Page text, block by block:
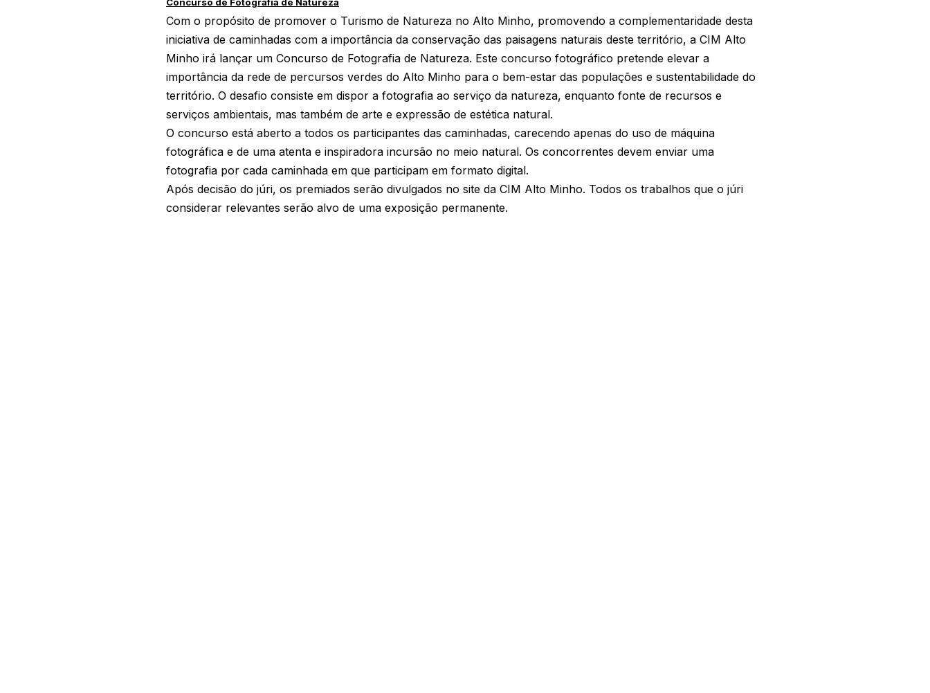
Com o propósito de promover o Turismo de Natureza no Alto Minho, promovendo a complementaridade desta
iniciativa de caminhadas com a importância da conservação das paisagens naturais deste território, a CIM Alto
Minho irá lançar um Concurso de Fotografia de Natureza. Este concurso fotográfico pretende elevar a
importância da rede de percursos verdes do Alto Minho para o bem-estar das populações e sustentabilidade do
território. O desafio consiste em dispor a fotografia ao serviço da natureza, enquanto fonte de recursos e
serviços ambientais, mas também de arte e expressão de estética natural.
O concurso está aberto a todos os participantes das caminhadas, carecendo apenas do uso de máquina
fotográfica e de uma atenta e inspiradora incursão no meio natural. Os concorrentes devem enviar uma
fotografia por cada caminhada em que participam em formato digital.
Após decisão do júri, os premiados serão divulgados no site da CIM Alto Minho. Todos os trabalhos que o júri
considerar relevantes serão alvo de uma exposição permanente.